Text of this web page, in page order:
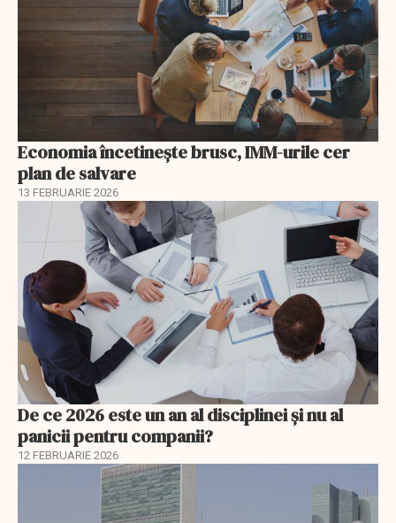
Economia încetinește brusc, IMM-urile cer
plan de salvare
13 FEBRUARIE 2026
De ce 2026 este un an al disciplinei și nu al
panicii pentru companii?
12 FEBRUARIE 2026